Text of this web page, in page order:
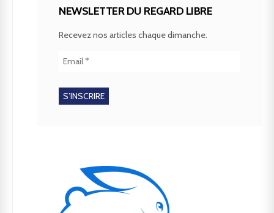
NEWSLETTER DU REGARD LIBRE
Recevez nos articles chaque dimanche.